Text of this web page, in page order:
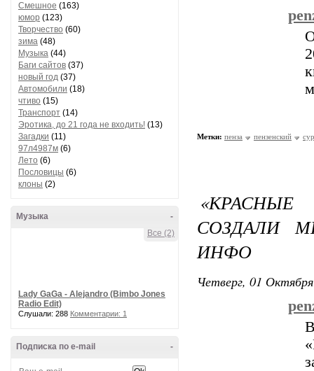
Смешное (163)
юмор (123)
Творчество (60)
зима (48)
Музыка (44)
Баги сайтов (37)
новый год (37)
Автомобили (18)
чтиво (15)
Транспорт (14)
Эротика, до 21 года не входить! (13)
Загадки (11)
97л4987м (6)
Лето (6)
Пословицы (6)
клоны (2)
-
Музыка
Все (2)
Lady GaGa - Alejandro (Bimbo Jones
Radio Edit)
Слушали: 288 Комментарии: 1
-
Подписка по e-mail
Метки: пенза пензенский
СОЗДАЛИ
ИНФО
Четверг, 01